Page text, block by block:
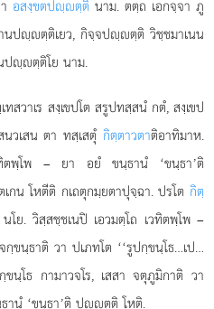
าอสงฺขตปฺตฺติ นาม. ตตฺถ เอกจฺจา ภู
ฺตฺติเยว, กิจฺจปฺตฺติ วิชฺชมาเนน
ปฺตฺติโย นาม.
วาเร สงฺเขปโต สรูปทสฺสนํ กตํ, สงฺเขป
วเสน ตา ทสฺเสตุํ กิตฺตาวตาติอาทิมาห.
ตพฺโพ – ยา อยํ ขนฺธานํ ‘ขนฺธา’ติ
น โหตีติ กเถตุกมฺยตาปุจฺฉา. ปรโต กิตฺ
โย. วิสฺสชฺชเนปิ เอวมตฺโถ เวทิตพฺโพ –
นฺธาติ วา ปเภทโต ‘‘รูปกฺขนฺโธ…เป…
นฺโธ กามาวจโร, เสสา จตุภูมิกาติ วา
านํ ‘ขนฺธา’ติ ปฺตฺติ โหติ.